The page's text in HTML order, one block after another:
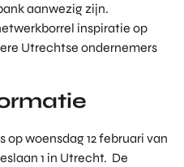
aanwezig zijn.
inspiratie op
Utrechtse ondernemers
woensdag 12 februari van
1 in Utrecht. De